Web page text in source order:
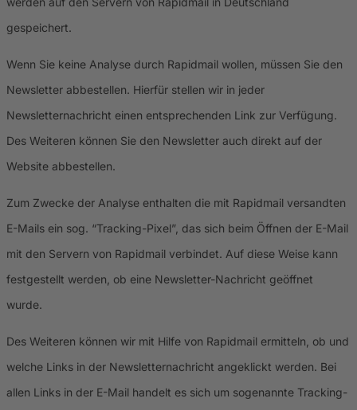
gespeichert.
Wenn Sie keine Analyse durch Rapidmail wollen, müssen Sie den
Newsletter abbestellen. Hierfür stellen wir in jeder
Newsletternachricht einen entsprechenden Link zur Verfügung.
Des Weiteren können Sie den Newsletter auch direkt auf der
Website abbestellen.
Zum Zwecke der Analyse enthalten die mit Rapidmail versandten
E-Mails ein sog. “Tracking-Pixel”, das sich beim Öffnen der E-Mail
mit den Servern von Rapidmail verbindet. Auf diese Weise kann
festgestellt werden, ob eine Newsletter-Nachricht geöffnet
wurde.
Des Weiteren können wir mit Hilfe von Rapidmail ermitteln, ob und
welche Links in der Newsletternachricht angeklickt werden. Bei
allen Links in der E-Mail handelt es sich um sogenannte Tracking-